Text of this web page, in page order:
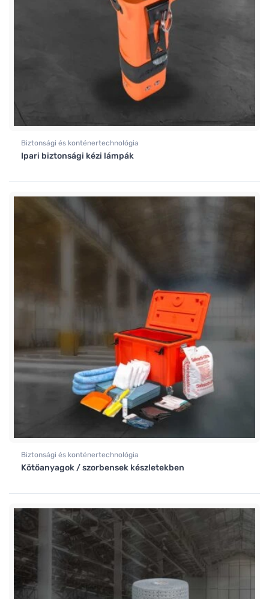
Biztonsági és konténertechnológia
Ipari biztonsági kézi lámpák
Biztonsági és konténertechnológia
Kötőanyagok / szorbensek készletekben